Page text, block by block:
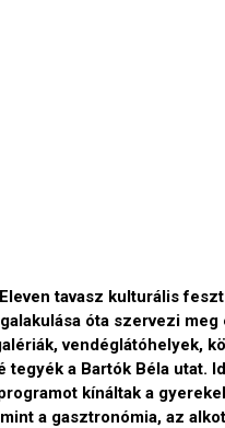
tavasz kulturális
óta szervezi
vendéglátóhelyek,
a Bartók Béla utat.
kínáltak a
a gasztronómia, az